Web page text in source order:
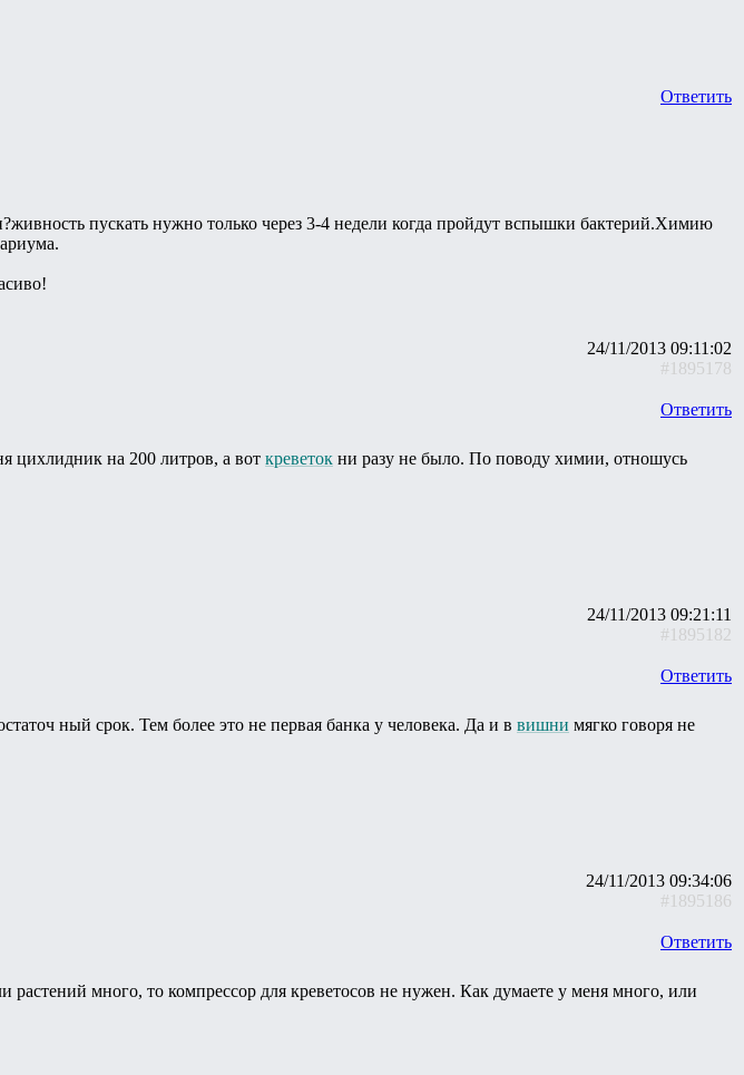
Ответить
пускать нужно только через 3-4 недели когда пройдут вспышки бактерий.Химию
24/11/2013 09:11:02
#1895178
Ответить
цихлидник на 200 литров, а вот креветок ни разу не было. По поводу химии, отношусь
24/11/2013 09:21:11
#1895182
Ответить
ный срок. Тем более это не первая банка у человека. Да и в вишни мягко говоря не
24/11/2013 09:34:06
#1895186
Ответить
растений много, то компрессор для креветосов не нужен. Как думаете у меня много, или